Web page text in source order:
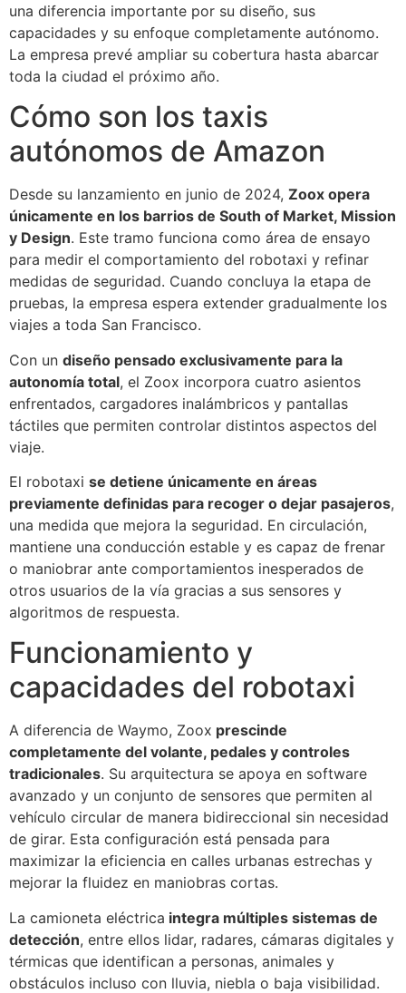
una diferencia importante por su diseño, sus
capacidades y su enfoque completamente autónomo.
La empresa prevé ampliar su cobertura hasta abarcar
toda la ciudad el próximo año.
Cómo son los taxis
autónomos de Amazon
Desde su lanzamiento en junio de 2024, Zoox opera
únicamente en los barrios de South of Market, Mission
y Design. Este tramo funciona como área de ensayo
para medir el comportamiento del robotaxi y refinar
medidas de seguridad. Cuando concluya la etapa de
pruebas, la empresa espera extender gradualmente los
viajes a toda San Francisco.
Con un diseño pensado exclusivamente para la
autonomía total, el Zoox incorpora cuatro asientos
enfrentados, cargadores inalámbricos y pantallas
táctiles que permiten controlar distintos aspectos del
viaje.
El robotaxi se detiene únicamente en áreas
previamente definidas para recoger o dejar pasajeros,
una medida que mejora la seguridad. En circulación,
mantiene una conducción estable y es capaz de frenar
o maniobrar ante comportamientos inesperados de
otros usuarios de la vía gracias a sus sensores y
algoritmos de respuesta.
Funcionamiento y
capacidades del robotaxi
A diferencia de Waymo, Zoox prescinde
completamente del volante, pedales y controles
tradicionales. Su arquitectura se apoya en software
avanzado y un conjunto de sensores que permiten al
vehículo circular de manera bidireccional sin necesidad
de girar. Esta configuración está pensada para
maximizar la eficiencia en calles urbanas estrechas y
mejorar la fluidez en maniobras cortas.
La camioneta eléctrica integra múltiples sistemas de
detección, entre ellos lidar, radares, cámaras digitales y
térmicas que identifican a personas, animales y
obstáculos incluso con lluvia, niebla o baja visibilidad.